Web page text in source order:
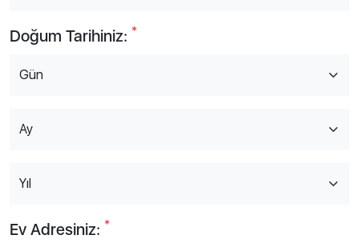
Doğum Tarihiniz: *
Ev Adresiniz: *